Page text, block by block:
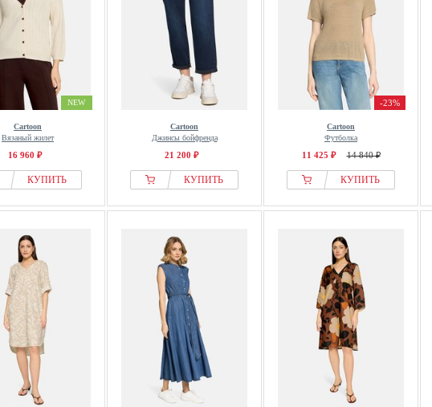
NEW
Cartoon
Вязаный жилет
16 960 ₽
КУПИТЬ
Cartoon
Джинсы бойфренда
21 200 ₽
КУПИТЬ
-23%
Cartoon
Футболка
11 425 ₽ 14 840 ₽
КУПИТЬ